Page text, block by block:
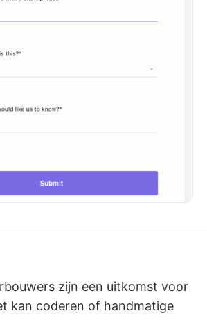
zijn een uitkomst voor
kan coderen of handmatige